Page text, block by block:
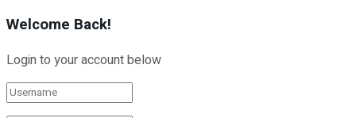
Welcome Back!
Login to your account below